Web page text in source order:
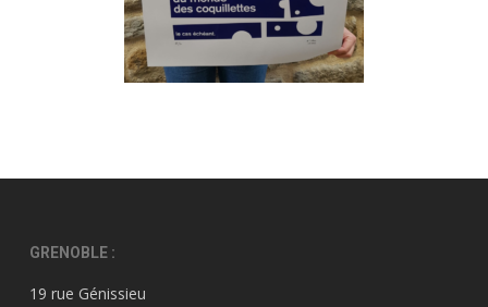
GRENOBLE :
19 rue Génissieu